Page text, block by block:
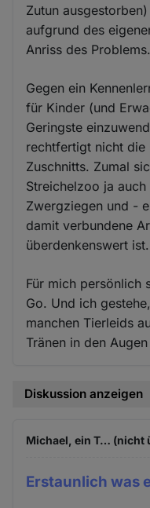
Zutun
aufgrund des
Anriss des Problems.
Gegen ein
für Kinder (und
Geringste
rechtfertigt nicht
Zuschnitts. Zumal
Streichelzoo ja
Zwergziegen und -
damit verbundene
überdenkenswert ist.
Für mich persönlich
Go. Und ich
manchen Tierleids
Tränen in den
Diskussion anzeigen
Michael, ein T… (nicht
Erstaunlich was